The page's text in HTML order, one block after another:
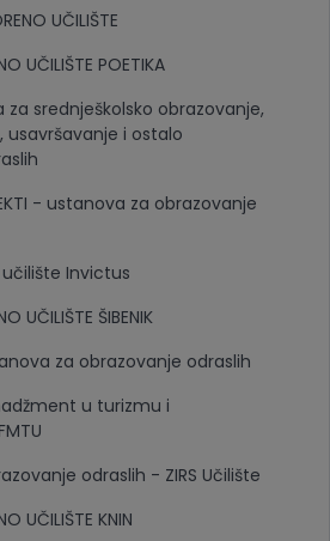
UČILIŠTE
UČILIŠTE POETIKA
za srednješkolsko obrazovanje,
usavršavanje i ostalo
- ustanova za obrazovanje
Invictus
UČILIŠTE ŠIBENIK
za obrazovanje odraslih
u turizmu i
odraslih - ZIRS Učilište
UČILIŠTE KNIN